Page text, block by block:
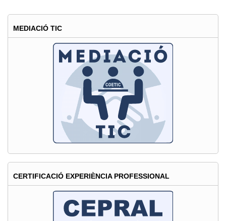
MEDIACIÓ TIC
CERTIFICACIÓ EXPERIÈNCIA PROFESSIONAL